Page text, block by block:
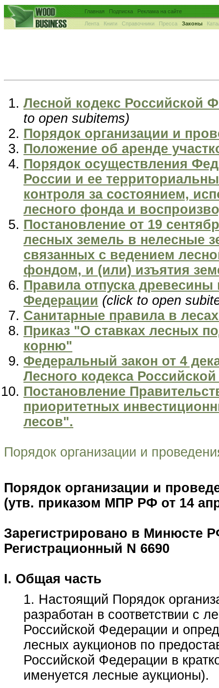
Главная Подписка Реклама на сайте
Лента Книги Справочники Пресса Законы
Лесной кодекс Российской
to open subitems)
Порядок организации и
Положение об аренде
Порядок осуществления
России и ее
контроля за состоянием,
лесного фонда и
Постановление от 19
лесных земель в нелесные
связанных с ведением
фондом, и (или) изъятия
Правила отпуска
Федерации (click to open
Санитарные правила в
Приказ "О ставках лесных
корню"
Федеральный закон от 4
Лесного кодекса
Постановление
приоритетных
лесов".
Порядок организации и
Порядок организации и
(утв. приказом МПР РФ от 14
Зарегистрировано в Минюсте
Регистрационный N 6690
I. Общая часть
1. Настоящий Порядок
разработан в соответствии с
Российской Федерации и
лесных аукционов по
Российской Федерации в
именуется лесные аукционы).